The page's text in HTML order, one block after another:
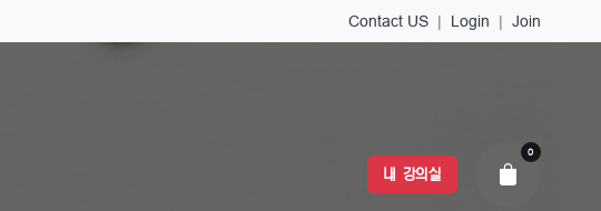
Join
|
Login
|
Contact US
내 강의실
0